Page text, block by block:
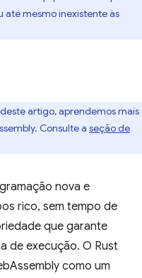
até mesmo inexistente às
artigo, aprendemos mais
Consulte a seção de
nova e
rico, sem tempo de
que garante
de execução. O Rust
como um